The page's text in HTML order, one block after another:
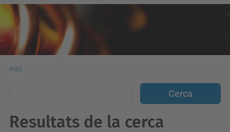
Inici
Resultats de la cerca